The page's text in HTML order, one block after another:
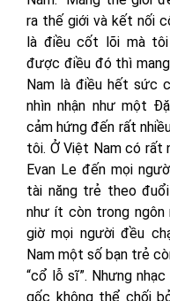
ra thế giới và kết nối
là điều cốt lõi mà
được điều đó thì
Nam là điều hết sức
nhìn nhận như một
cảm hứng đến rất
tôi. Ở Việt Nam có rất
Evan Le đến mọi
tài năng trẻ theo
như ít còn trong ngôn
giờ mọi người đều
Nam một số bạn trẻ
“cổ lỗ sĩ”. Nhưng
gốc không thể chối